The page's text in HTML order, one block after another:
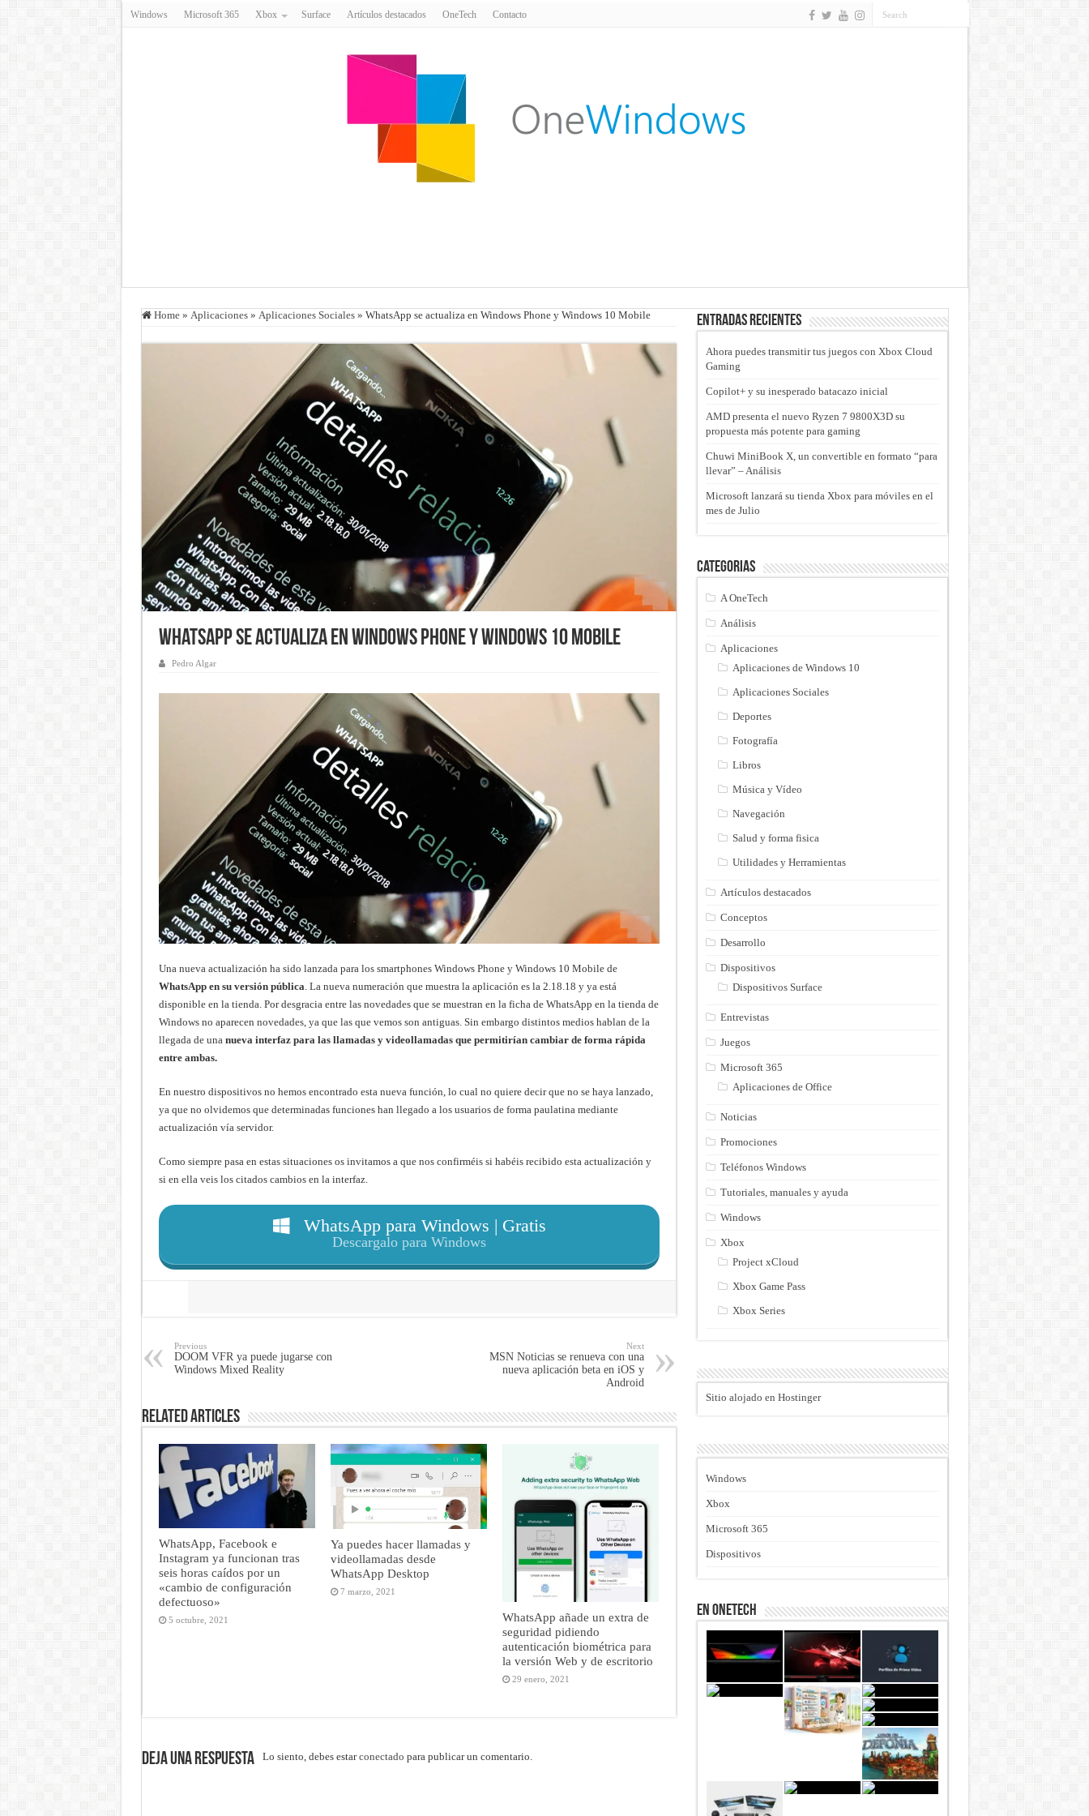
Windows Microsoft 365 Xbox Surface Artículos destacados OneTech Contacto
Home » Aplicaciones » Aplicaciones Sociales » WhatsApp se actualiza en Windows Phone y Windows 10 Mobile
WhatsApp se actualiza en Windows Phone y Windows 10 Mobile
Pedro Algar
Una nueva actualización ha sido lanzada para los smartphones Windows Phone y Windows 10 Mobile de
WhatsApp en su versión pública. La nueva numeración que muestra la aplicación es la 2.18.18 y ya está
disponible en la tienda. Por desgracia entre las novedades que se muestran en la ficha de WhatsApp en la tienda de
Windows no aparecen novedades, ya que las que vemos son antiguas. Sin embargo distintos medios hablan de la
llegada de una nueva interfaz para las llamadas y videollamadas que permitirían cambiar de forma rápida
entre ambas.
En nuestro dispositivos no hemos encontrado esta nueva función, lo cual no quiere decir que no se haya lanzado,
ya que no olvidemos que determinadas funciones han llegado a los usuarios de forma paulatina mediante
actualización vía servidor.
Como siempre pasa en estas situaciones os invitamos a que nos confirméis si habéis recibido esta actualización y
si en ella veis los citados cambios en la interfaz.
WhatsApp para Windows | Gratis
Descargalo para Windows
Previous
DOOM VFR ya puede jugarse con
Windows Mixed Reality
Next
MSN Noticias se renueva con una
nueva aplicación beta en iOS y
Android
Related Articles
WhatsApp, Facebook e
Instagram ya funcionan tras
seis horas caídos por un
«cambio de configuración
defectuoso»
5 octubre, 2021
Ya puedes hacer llamadas y
videollamadas desde
WhatsApp Desktop
7 marzo, 2021
WhatsApp añade un extra de
seguridad pidiendo
autenticación biométrica para
la versión Web y de escritorio
29 enero, 2021
Deja una respuesta Lo siento, debes estarconectado para publicar un comentario.
Entradas recientes
Ahora puedes transmitir tus juegos con Xbox Cloud
Gaming
Copilot+ y su inesperado batacazo inicial
AMD presenta el nuevo Ryzen 7 9800X3D su
propuesta más potente para gaming
Chuwi MiniBook X, un convertible en formato “para
llevar” – Análisis
Microsoft lanzará su tienda Xbox para móviles en el
mes de Julio
Categorias
A OneTech
Análisis
Aplicaciones
Aplicaciones de Windows 10
Aplicaciones Sociales
Deportes
Fotografía
Libros
Música y Vídeo
Navegación
Salud y forma fisica
Utilidades y Herramientas
Artículos destacados
Conceptos
Desarrollo
Dispositivos
Dispositivos Surface
Entrevistas
Juegos
Microsoft 365
Aplicaciones de Office
Noticias
Promociones
Teléfonos Windows
Tutoriales, manuales y ayuda
Windows
Xbox
Project xCloud
Xbox Game Pass
Xbox Series
Sitio alojado en Hostinger
Windows
Xbox
Microsoft 365
Dispositivos
En Onetech